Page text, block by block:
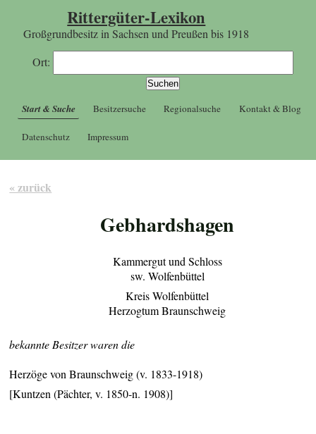
Rittergüter-Lexikon
Großgrundbesitz in Sachsen und Preußen bis 1918
Ort:
Start & Suche Besitzersuche Regionalsuche Kontakt & Blog
Datenschutz Impressum
« zurück
Gebhardshagen
Kammergut und Schloss
sw. Wolfenbüttel
Kreis Wolfenbüttel
Herzogtum Braunschweig
bekannte Besitzer waren die
Herzöge von Braunschweig (v. 1833-1918)
[Kuntzen (Pächter, v. 1850-n. 1908)]